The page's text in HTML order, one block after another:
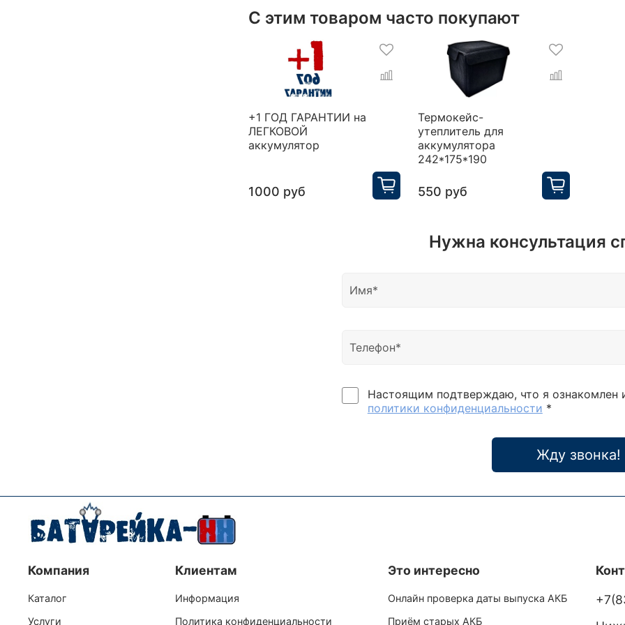
С этим товаром часто покупают
+1 ГОД ГАРАНТИИ на
ЛЕГКОВОЙ
аккумулятор
1000 руб
Термокейс-
утеплитель для
аккумулятора
242*175*190
550 руб
Нужна консультация
Настоящим подтверждаю, что я ознакомлен
политики конфиденциальности *
Жду звонка!
Компания
Каталог
Услуги
Клиентам
Информация
Политика конфиденциальности
Это интересно
Онлайн проверка даты выпуска АКБ
Приём старых АКБ